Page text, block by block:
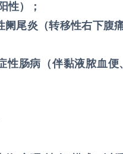
性）；
阑尾炎（转移性右下腹
性肠病（伴黏液脓血